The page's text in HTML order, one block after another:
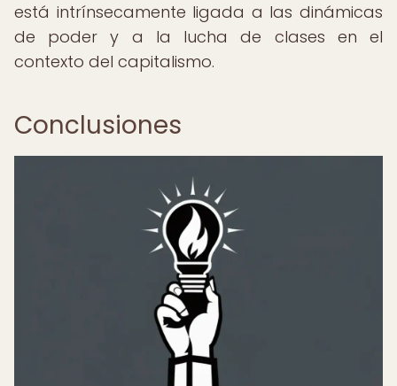
está intrínsecamente ligada a las dinámicas
de poder y a la lucha de clases en el
contexto del capitalismo.
Conclusiones